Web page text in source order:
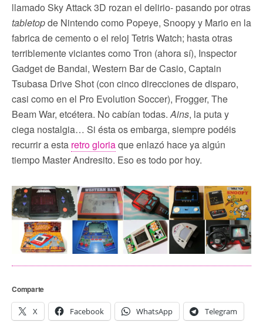
llamado Sky Attack 3D rozan el delirio- pasando por otras
tabletopde Nintendo como Popeye, Snoopy y Mario en la
fabrica de cemento o el reloj Tetris Watch; hasta otras
terriblemente viciantes como Tron (ahora sí), Inspector
Gadget de Bandai, Western Bar de Casio, Captain
Tsubasa Drive Shot (con cinco direcciones de disparo,
casi como en el Pro Evolution Soccer), Frogger, The
Beam War, etcétera. No cabían todas.Ains, la puta y
ciega nostalgia… Si ésta os embarga, siempre podéis
recurrir a esta retro gloriaque enlazó hace ya algún
tiempo Master Andresito. Eso es todo por hoy.
Comparte
X Facebook WhatsApp Telegram